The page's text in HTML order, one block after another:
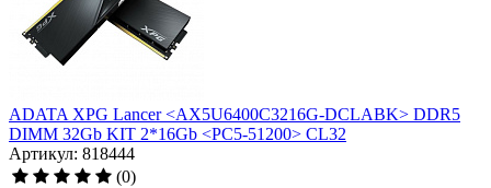
ADATA XPG Lancer <AX5U6400C3216G-DCLABK> DDR5
DIMM 32Gb KIT 2*16Gb <PC5-51200> CL32
Артикул: 818444
(0)